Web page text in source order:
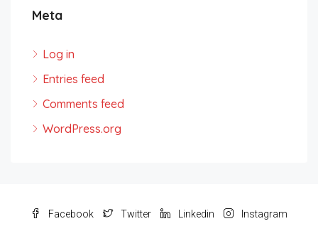
Meta
Log in
Entries feed
Comments feed
WordPress.org
Facebook Twitter Linkedin Instagram